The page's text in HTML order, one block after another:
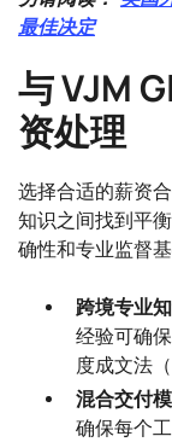
最佳决定
与 VJM
资处理
选择合适的薪资
知识之间找到平衡
确性和专业监督
跨境专业知
经验可确
度成文法
混合交付模
确保每个